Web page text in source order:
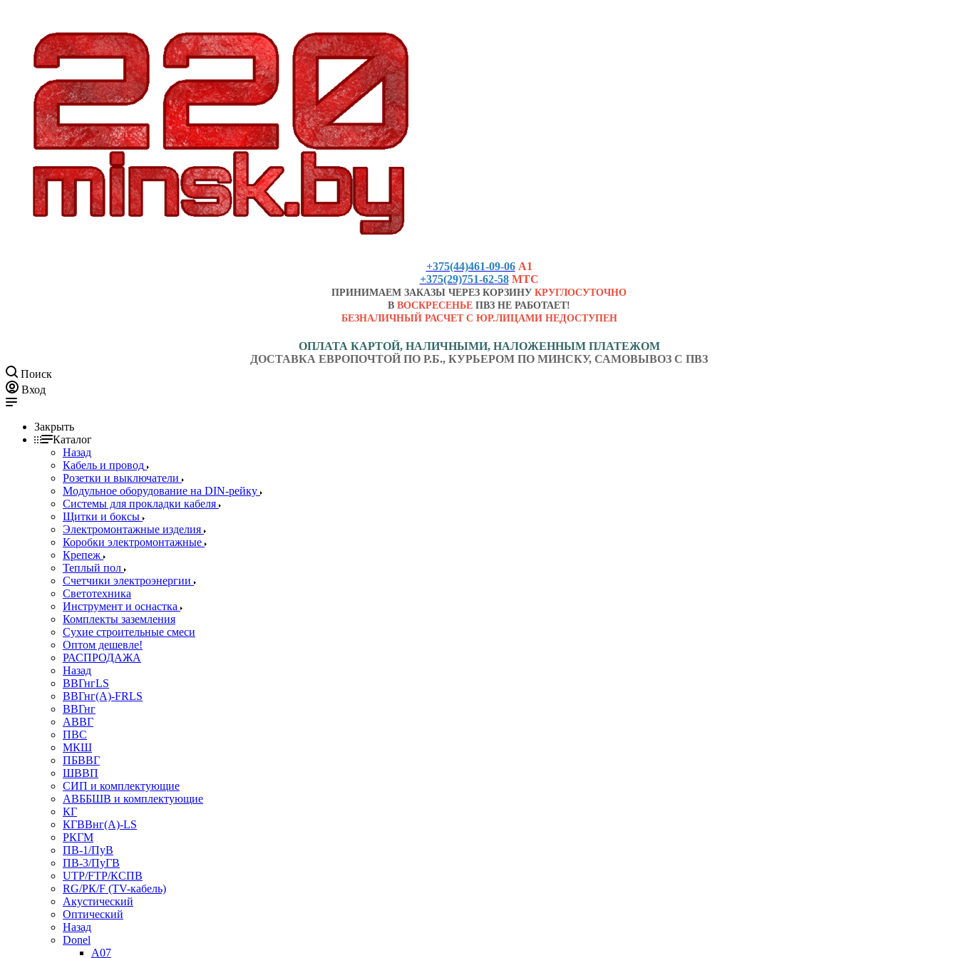
+375(44)461-09-06 А1
+375(29)751-62-58 МТС
ПРИНИМАЕМ ЗАКАЗЫ ЧЕРЕЗ КОРЗИНУ КРУГЛОСУТОЧНО
В ВОСКРЕСЕНЬЕ ПВЗ НЕ РАБОТАЕТ!
БЕЗНАЛИЧНЫЙ РАСЧЕТ С ЮР.ЛИЦАМИ НЕДОСТУПЕН
ОПЛАТА КАРТОЙ, НАЛИЧНЫМИ, НАЛОЖЕННЫМ ПЛАТЕЖОМ
ДОСТАВКА ЕВРОПОЧТОЙ ПО Р.Б., КУРЬЕРОМ ПО МИНСКУ, САМОВЫВОЗ С ПВЗ
Поиск
Вход
Закрыть
Каталог
Назад
Кабель и провод
Розетки и выключатели
Модульное оборудование на DIN-рейку
Системы для прокладки кабеля
Щитки и боксы
Электромонтажные изделия
Коробки электромонтажные
Крепеж
Теплый пол
Счетчики электроэнергии
Светотехника
Инструмент и оснастка
Комплекты заземления
Сухие строительные смеси
Оптом дешевле!
РАСПРОДАЖА
Назад
ВВГнгLS
ВВГнг(А)-FRLS
ВВГнг
АВВГ
ПВС
МКШ
ПБВВГ
ШВВП
СИП и комплектующие
АВББШВ и комплектующие
КГ
КГВВнг(А)-LS
РКГМ
ПВ-1/ПуВ
ПВ-3/ПуГВ
UTP/FTP/КСПВ
RG/РК/F (TV-кабель)
Акустический
Оптический
Назад
Donel
A07